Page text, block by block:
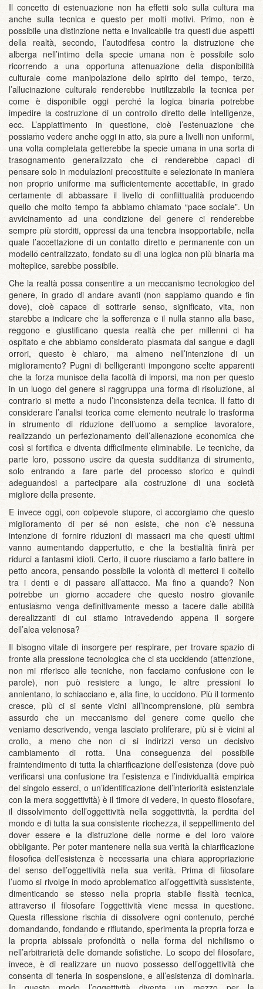
Il concetto di estenuazione non ha effetti solo sulla cultura ma
anche sulla tecnica e questo per molti motivi. Primo, non è
possibile una distinzione netta e invalicabile tra questi due aspetti
della realtà, secondo, l’autodifesa contro la distruzione che
alberga nell’intimo della specie umana non è possibile solo
ricorrendo a una opportuna attenuazione della disponibilità
culturale come manipolazione dello spirito del tempo, terzo,
l’allucinazione culturale renderebbe inutilizzabile la tecnica per
come è disponibile oggi perché la logica binaria potrebbe
impedire la costruzione di un controllo diretto delle intelligenze,
ecc. L’appiattimento in questione, cioè l’estenuazione che
possiamo vedere anche oggi in atto, sia pure a livelli non uniformi,
una volta completata getterebbe la specie umana in una sorta di
trasognamento generalizzato che ci renderebbe capaci di
pensare solo in modulazioni precostituite e selezionate in maniera
non proprio uniforme ma sufficientemente accettabile, in grado
certamente di abbassare il livello di conflittualità producendo
quello che molto tempo fa abbiamo chiamato “pace sociale”. Un
avvicinamento ad una condizione del genere ci renderebbe
sempre più storditi, oppressi da una tenebra insopportabile, nella
quale l’accettazione di un contatto diretto e permanente con un
modello centralizzato, fondato su di una logica non più binaria ma
molteplice, sarebbe possibile.
Che la realtà possa consentire a un meccanismo tecnologico del
genere, in grado di andare avanti (non sappiamo quando e fin
dove), cioè capace di sottrarle senso, significato, vita, non
starebbe a indicare che la sofferenza e il nulla stanno alla base,
reggono e giustificano questa realtà che per millenni ci ha
ospitato e che abbiamo considerato plasmata dal sangue e dagli
orrori, questo è chiaro, ma almeno nell’intenzione di un
miglioramento? Pugni di belligeranti impongono scelte apparenti
che la forza munisce della facoltà di imporsi, ma non per questo
in un luogo del genere si raggruppa una forma di risoluzione, al
contrario si mette a nudo l’inconsistenza della tecnica. Il fatto di
considerare l’analisi teorica come elemento neutrale lo trasforma
in strumento di riduzione dell’uomo a semplice lavoratore,
realizzando un perfezionamento dell’alienazione economica che
così si fortifica e diventa difficilmente eliminabile. Le tecniche, da
parte loro, possono uscire da questa sudditanza di strumento,
solo entrando a fare parte del processo storico e quindi
adeguandosi a partecipare alla costruzione di una società
migliore della presente.
E invece oggi, con colpevole stupore, ci accorgiamo che questo
miglioramento di per sé non esiste, che non c’è nessuna
intenzione di fornire riduzioni di massacri ma che questi ultimi
vanno aumentando dappertutto, e che la bestialità finirà per
ridurci a fantasmi idioti. Certo, il cuore riusciamo a farlo battere in
petto ancora, pensando possibile la volontà di metterci il coltello
tra i denti e di passare all’attacco. Ma fino a quando? Non
potrebbe un giorno accadere che questo nostro giovanile
entusiasmo venga definitivamente messo a tacere dalle abilità
derealizzanti di cui stiamo intravedendo appena il sorgere
dell’alea velenosa?
Il bisogno vitale di insorgere per respirare, per trovare spazio di
fronte alla pressione tecnologica che ci sta uccidendo (attenzione,
non mi riferisco alle tecniche, non facciamo confusione con le
parole), non può resistere a lungo, le altre pressioni lo
annientano, lo schiacciano e, alla fine, lo uccidono. Più il tormento
cresce, più ci si sente vicini all’incomprensione, più sembra
assurdo che un meccanismo del genere come quello che
veniamo descrivendo, venga lasciato proliferare, più si è vicini al
crollo, a meno che non ci si indirizzi verso un decisivo
cambiamento di rotta. Una conseguenza del possibile
fraintendimento di tutta la chiarificazione dell’esistenza (dove può
verificarsi una confusione tra l’esistenza e l’individualità empirica
del singolo esserci, o un’identificazione dell’interiorità esistenziale
con la mera soggettività) è il timore di vedere, in questo filosofare,
il dissolvimento dell’oggettività nella soggettività, la perdita del
mondo e di tutta la sua consistente ricchezza, il seppellimento del
dover essere e la distruzione delle norme e del loro valore
obbligante. Per poter mantenere nella sua verità la chiarificazione
filosofica dell’esistenza è necessaria una chiara appropriazione
del senso dell’oggettività nella sua verità. Prima di filosofare
l’uomo si rivolge in modo aproblematico all’oggettività sussistente,
dimenticando se stesso nella propria stabile fissità tecnica,
attraverso il filosofare l’oggettività viene messa in questione.
Questa riflessione rischia di dissolvere ogni contenuto, perché
domandando, fondando e rifiutando, sperimenta la propria forza e
la propria abissale profondità o nella forma del nichilismo o
nell’arbitrarietà delle domande sofistiche. Lo scopo del filosofare,
invece, è di realizzare un nuovo possesso dell’oggettività che
consenta di tenerla in sospensione, e all’esistenza di dominarla.